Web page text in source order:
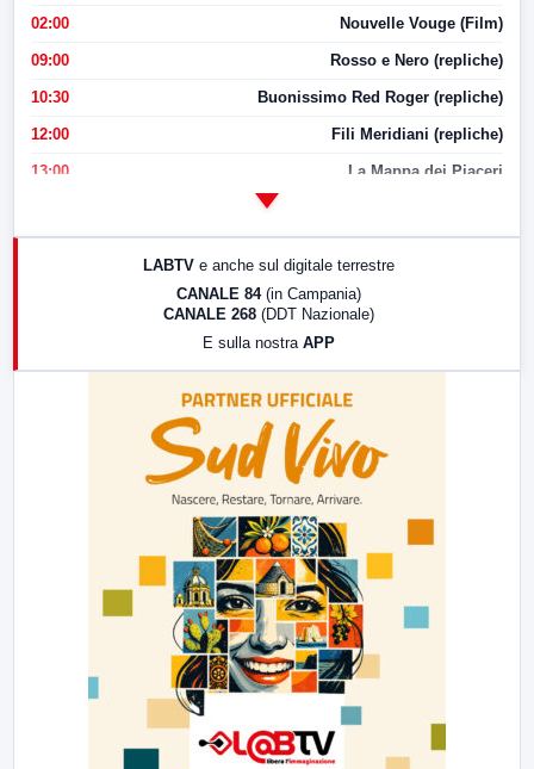
02:00 Nouvelle Vouge (Film)
09:00 Rosso e Nero (repliche)
10:30 Buonissimo Red Roger (repliche)
12:00 Fili Meridiani (repliche)
13:00 La Mappa dei Piaceri
LABTV e anche sul digitale terrestre
CANALE 84 (in Campania)
CANALE 268 (DDT Nazionale)
E sulla nostra APP